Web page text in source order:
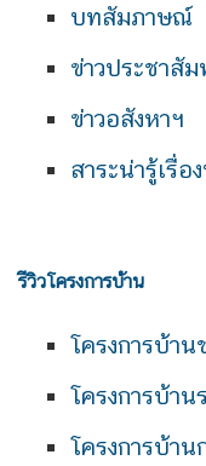
บทสัมภาษณ์
ข่าวประชาสั
ข่าวอสังหาฯ
สาระน่ารู้เรื่อ
รีวิวโครงการบ้าน
โครงการบ้า
โครงการบ้าน
โครงการบ้าน